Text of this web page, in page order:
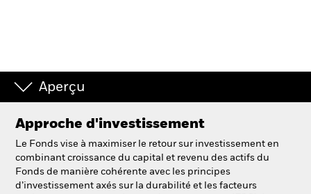
Aperçu
Approche d'investissement
Le Fonds vise à maximiser le retour sur investissement en
combinant croissance du capital et revenu des actifs du
Fonds de manière cohérente avec les principes
d’investissement axés sur la durabilité et les facteurs